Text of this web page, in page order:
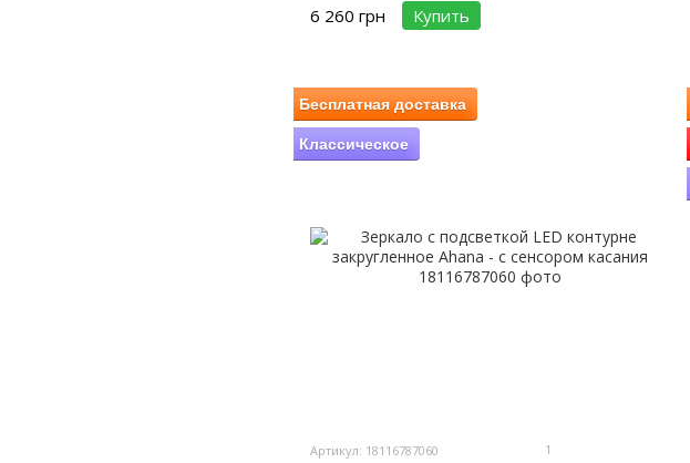
6 260 грн Купить
Бесплатная доставка
Классическое
Артикул: 18116787060 1